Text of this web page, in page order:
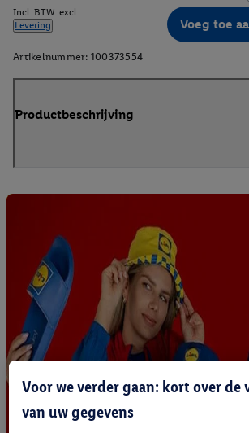
Incl. BTW. excl.
Levering
Voeg toe
Artikelnummer: 100373554
Productbeschrijving
Voor we verder gaan: kort over de
van uw gegevens